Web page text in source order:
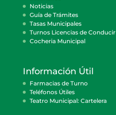
Noticias
Guía de Trámites
Tasas Municipales
Turnos Licencias de Conducir
Cocheria Municipal
Información Útil
Farmacias de Turno
Teléfonos Útiles
Teatro Municipal: Cartelera